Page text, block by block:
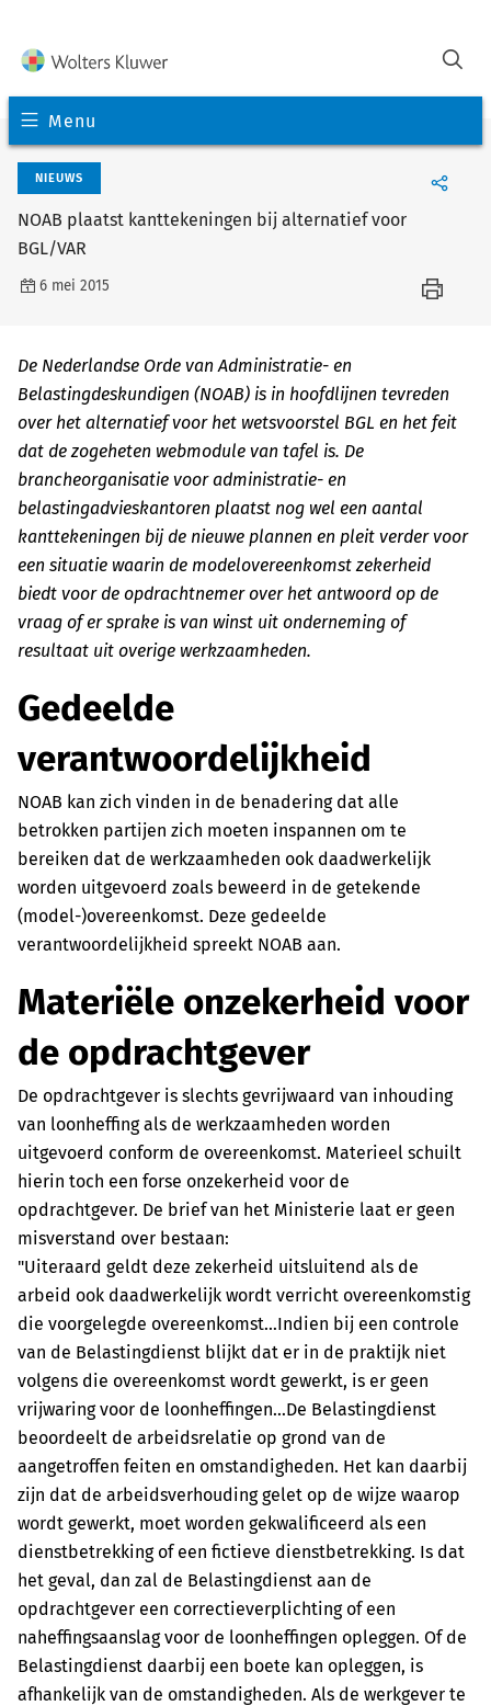
Menu
NIEUWS
NOAB plaatst kanttekeningen bij alternatief voor
BGL/VAR
6 mei 2015
De Nederlandse Orde van Administratie- en
Belastingdeskundigen (NOAB) is in hoofdlijnen tevreden
over het alternatief voor het wetsvoorstel BGL en het feit
dat de zogeheten webmodule van tafel is. De
brancheorganisatie voor administratie- en
belastingadvieskantoren plaatst nog wel een aantal
kanttekeningen bij de nieuwe plannen en pleit verder voor
een situatie waarin de modelovereenkomst zekerheid
biedt voor de opdrachtnemer over het antwoord op de
vraag of er sprake is van winst uit onderneming of
resultaat uit overige werkzaamheden.
Gedeelde
verantwoordelijkheid
NOAB kan zich vinden in de benadering dat alle
betrokken partijen zich moeten inspannen om te
bereiken dat de werkzaamheden ook daadwerkelijk
worden uitgevoerd zoals beweerd in de getekende
(model-)overeenkomst. Deze gedeelde
verantwoordelijkheid spreekt NOAB aan.
Materiële onzekerheid voor
de opdrachtgever
De opdrachtgever is slechts gevrijwaard van inhouding
van loonheffing als de werkzaamheden worden
uitgevoerd conform de overeenkomst. Materieel schuilt
hierin toch een forse onzekerheid voor de
opdrachtgever. De brief van het Ministerie laat er geen
misverstand over bestaan:
"Uiteraard geldt deze zekerheid uitsluitend als de
arbeid ook daadwerkelijk wordt verricht overeenkomstig
die voorgelegde overeenkomst…Indien bij een controle
van de Belastingdienst blijkt dat er in de praktijk niet
volgens die overeenkomst wordt gewerkt, is er geen
vrijwaring voor de loonheffingen…De Belastingdienst
beoordeelt de arbeidsrelatie op grond van de
aangetroffen feiten en omstandigheden. Het kan daarbij
zijn dat de arbeidsverhouding gelet op de wijze waarop
wordt gewerkt, moet worden gekwalificeerd als een
dienstbetrekking of een fictieve dienstbetrekking. Is dat
het geval, dan zal de Belastingdienst aan de
opdrachtgever een correctieverplichting of een
naheffingsaanslag voor de loonheffingen opleggen. Of de
Belastingdienst daarbij een boete kan opleggen, is
afhankelijk van de omstandigheden. Als de werkgever te